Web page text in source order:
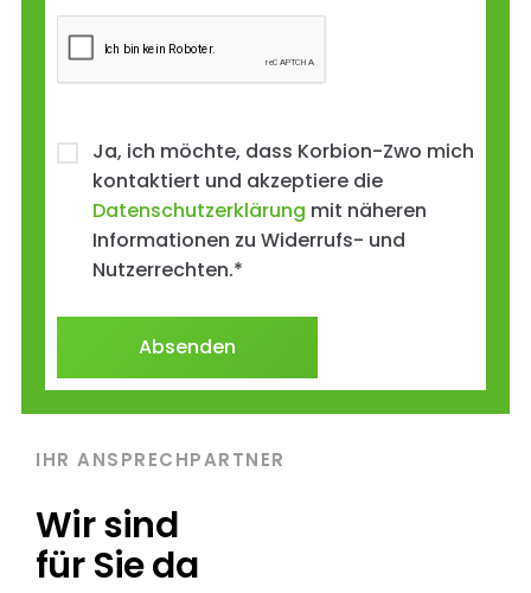
Ja, ich möchte, dass Korbion-Zwo mich
kontaktiert und akzeptiere die
Datenschutzerklärung mit näheren
Informationen zu Widerrufs- und
Nutzerrechten.*
IHR ANSPRECHPARTNER
Wir sind
für Sie da